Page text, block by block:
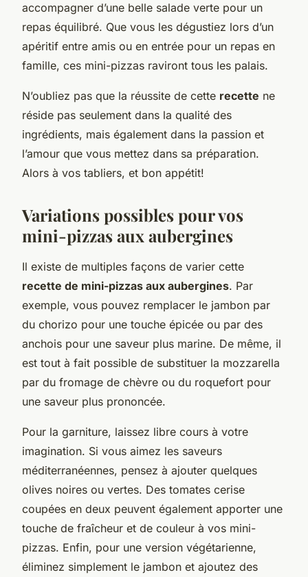
accompagner d’une belle salade verte pour un
repas équilibré. Que vous les dégustiez lors d’un
apéritif entre amis ou en entrée pour un repas en
famille, ces mini-pizzas raviront tous les palais.
N’oubliez pas que la réussite de cette recette ne
réside pas seulement dans la qualité des
ingrédients, mais également dans la passion et
l’amour que vous mettez dans sa préparation.
Alors à vos tabliers, et bon appétit!
Variations possibles pour vos
mini-pizzas aux aubergines
Il existe de multiples façons de varier cette
recette de mini-pizzas aux aubergines. Par
exemple, vous pouvez remplacer le jambon par
du chorizo pour une touche épicée ou par des
anchois pour une saveur plus marine. De même, il
est tout à fait possible de substituer la mozzarella
par du fromage de chèvre ou du roquefort pour
une saveur plus prononcée.
Pour la garniture, laissez libre cours à votre
imagination. Si vous aimez les saveurs
méditerranéennes, pensez à ajouter quelques
olives noires ou vertes. Des tomates cerise
coupées en deux peuvent également apporter une
touche de fraîcheur et de couleur à vos mini-
pizzas. Enfin, pour une version végétarienne,
éliminez simplement le jambon et ajoutez des